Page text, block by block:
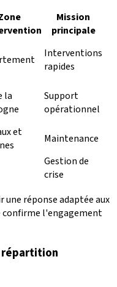
Mission
principale
Interventions
rapides
la
Support
opérationnel
et
Maintenance
Gestion de
crise
réponse adaptée aux
confirme l'engagement
répartition